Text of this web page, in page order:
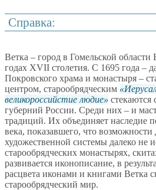
Справка:
Ветка – город в Гомельской
годах XVII столетия. С 1695 года –
Покровского храма и монастыря –
центром, старообрядческим
великороссийстие людие
стекаются
губерний России. Среди них – и
традиций. Их объединяет наследие
века, показавшего, что возможности
художественной системы далеко не
старообрядческих монастырях,
развивается иконописание, в
расцвета иконами и книгами Ветка
старообрядческий мир.